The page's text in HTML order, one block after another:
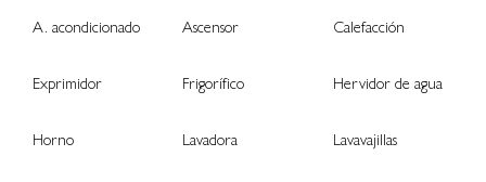
A. acondicionado Ascensor Calefacción
Exprimidor Frigorífico Hervidor de agua
Horno Lavadora Lavavajillas